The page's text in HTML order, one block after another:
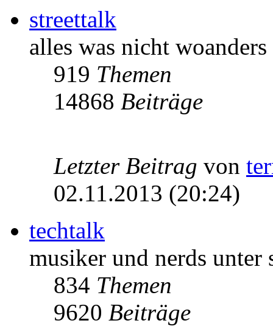
streettalk
alles was nicht
919 Themen
14868 Beiträge
Letzter Beitrag von
02.11.2013 (20:24)
techtalk
musiker und nerds unter
834 Themen
9620 Beiträge